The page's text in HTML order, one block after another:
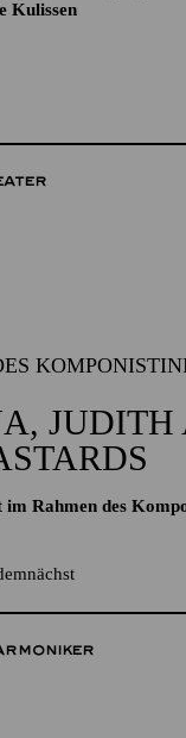
Rundgang
JUDITH
im Rahmen des